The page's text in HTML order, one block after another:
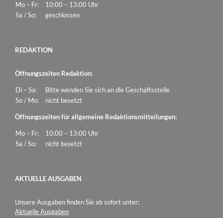
Mo – Fr:
10:00 – 13:00 Uhr
Sa / So:
geschlossen
REDAKTION
Öffnungszeiten Redaktion:
Di – Sa:
Bitte wenden Sie sich an die Geschäftsstelle
So / Mo:
nicht besetzt
Öffnungszeiten für allgemeine Redaktionsmitteilungen:
Mo – Fr:
10:00 – 13:00 Uhr
Sa / So:
nicht besetzt
AKTUELLE AUSGABEN
Unsere Ausgaben finden Sie ab sofort unter:
Aktuelle Ausgaben